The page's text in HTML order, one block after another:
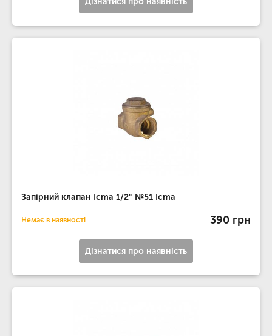
Запірний клапан Icma 1/2" №51 Icma
Немає в наявності 390 грн
Дізнатися про наявність